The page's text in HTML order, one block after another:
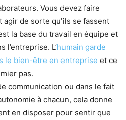
Vous devez faire
de sorte qu’ils se fassent
la base du travail en équipe et
l’entreprise. L’humain garde
le bien-être en entreprise et ce
pas.
communication ou dans le fait
à chacun, cela donne
en disposer pour sentir que